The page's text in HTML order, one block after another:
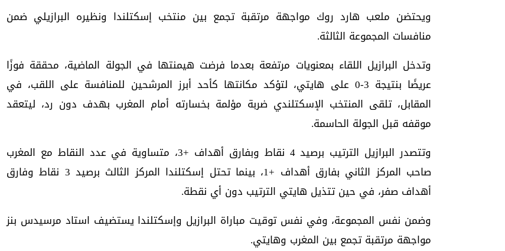
ويحتضن ملعب هارد روك مواجهة مرتقبة تجمع بين منتخب إسكتلندا ونظيره البرازيلي ضمن
منافسات المجموعة الثالثة.
وتدخل البرازيل اللقاء بمعنويات مرتفعة بعدما فرضت هيمنتها في الجولة الماضية، محققة فوزًا
عريضًا بنتيجة 3-0 على هايتي، لتؤكد مكانتها كأحد أبرز المرشحين للمنافسة على اللقب، في
المقابل، تلقى المنتخب الإسكتلندي ضربة مؤلمة بخسارته أمام المغرب بهدف دون رد، ليتعقد
موقفه قبل الجولة الحاسمة.
وتتصدر البرازيل الترتيب برصيد 4 نقاط وبفارق أهداف +3، متساوية في عدد النقاط مع المغرب
صاحب المركز الثاني بفارق أهداف +1، بينما تحتل إسكتلندا المركز الثالث برصيد 3 نقاط وفارق
أهداف صفر، في حين تتذيل هايتي الترتيب دون أي نقطة.
وضمن نفس المجموعة، وفي نفس توقيت مباراة البرازيل وإسكتلندا يستضيف استاد مرسيدس بنز
مواجهة مرتقبة تجمع بين المغرب وهايتي.